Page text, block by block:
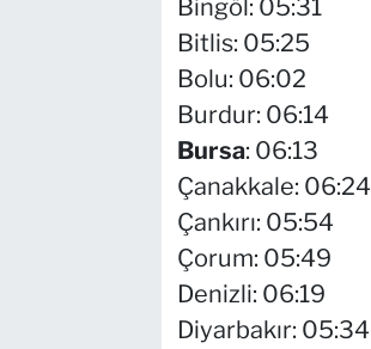
Bingöl: 05:31
Bitlis: 05:25
Bolu: 06:02
Burdur: 06:14
Bursa: 06:13
Çanakkale: 06:24
Çankırı: 05:54
Çorum: 05:49
Denizli: 06:19
Diyarbakır: 05:34